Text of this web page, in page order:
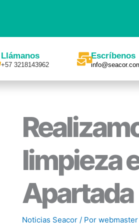
Llámanos
+57 3218143962
Escríbenos
limpieza
Apartada
Noticias Seacor / Por webmaster